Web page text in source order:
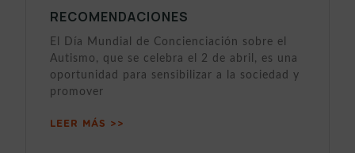
RECOMENDACIONES
El Día Mundial de Concienciación sobre el
Autismo, que se celebra el 2 de abril, es una
oportunidad para sensibilizar a la sociedad y
promover
LEER MÁS >>